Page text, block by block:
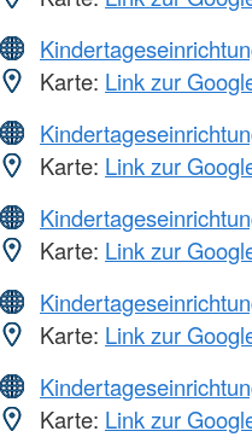
Karte: Link zur
Karte: Link zur
Karte: Link zur
Karte: Link zur
Karte: Link zur